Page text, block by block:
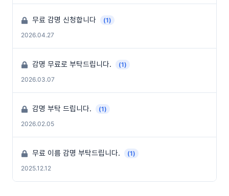
무료 감명 신청합니다
(1)
2026.04.27
감명 무료로 부탁드립니다.
(1)
2026.03.07
감명 부탁 드립니다.
(1)
2026.02.05
무료 이름 감명 부탁드립니다.
(1)
2025.12.12